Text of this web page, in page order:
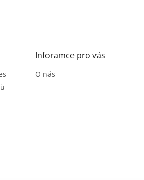
Inforamce pro vás
O nás